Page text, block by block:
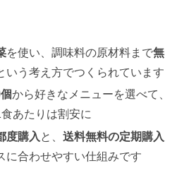
を使い、調味料の原材料まで無
いう考え方でつくられています
から好きなメニューを選べて、
あたりは割安に
度購入 と、送料無料の定期購入
に合わせやすい仕組みです